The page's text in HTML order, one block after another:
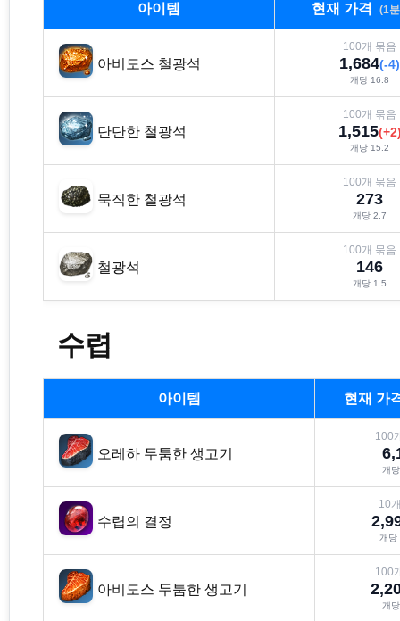
아이템 현재 가격 (1
아비도스 철광석
100개 묶음
1,684(-4)
개당 16.8
단단한 철광석
100개 묶음
1,515(+2
개당 15.2
묵직한 철광석
100개 묶음
273
개당 2.7
철광석
100개 묶음
146
개당 1.5
수렵
아이템 현재 가
오레하 두툼한 생고기
100
개
수렵의 결정
10
개당
아비도스 두툼한 생고기
100
개